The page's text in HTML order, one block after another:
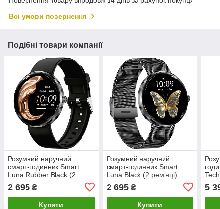
Всі умови повернення
Подібні товари компанії
Розумний наручний
смарт-годинник Smart
Luna Rubber Black (2
2 695 ₴
Купити
Розумний наручний
смарт-годинник Smart
Luna Black (2 ремінці)
2 695₴
Купити
5